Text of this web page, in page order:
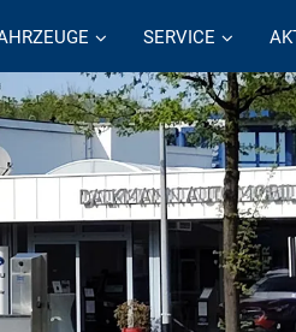
SERVICE